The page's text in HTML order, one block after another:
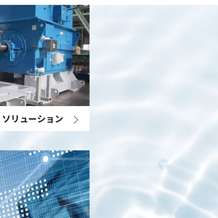
リューション